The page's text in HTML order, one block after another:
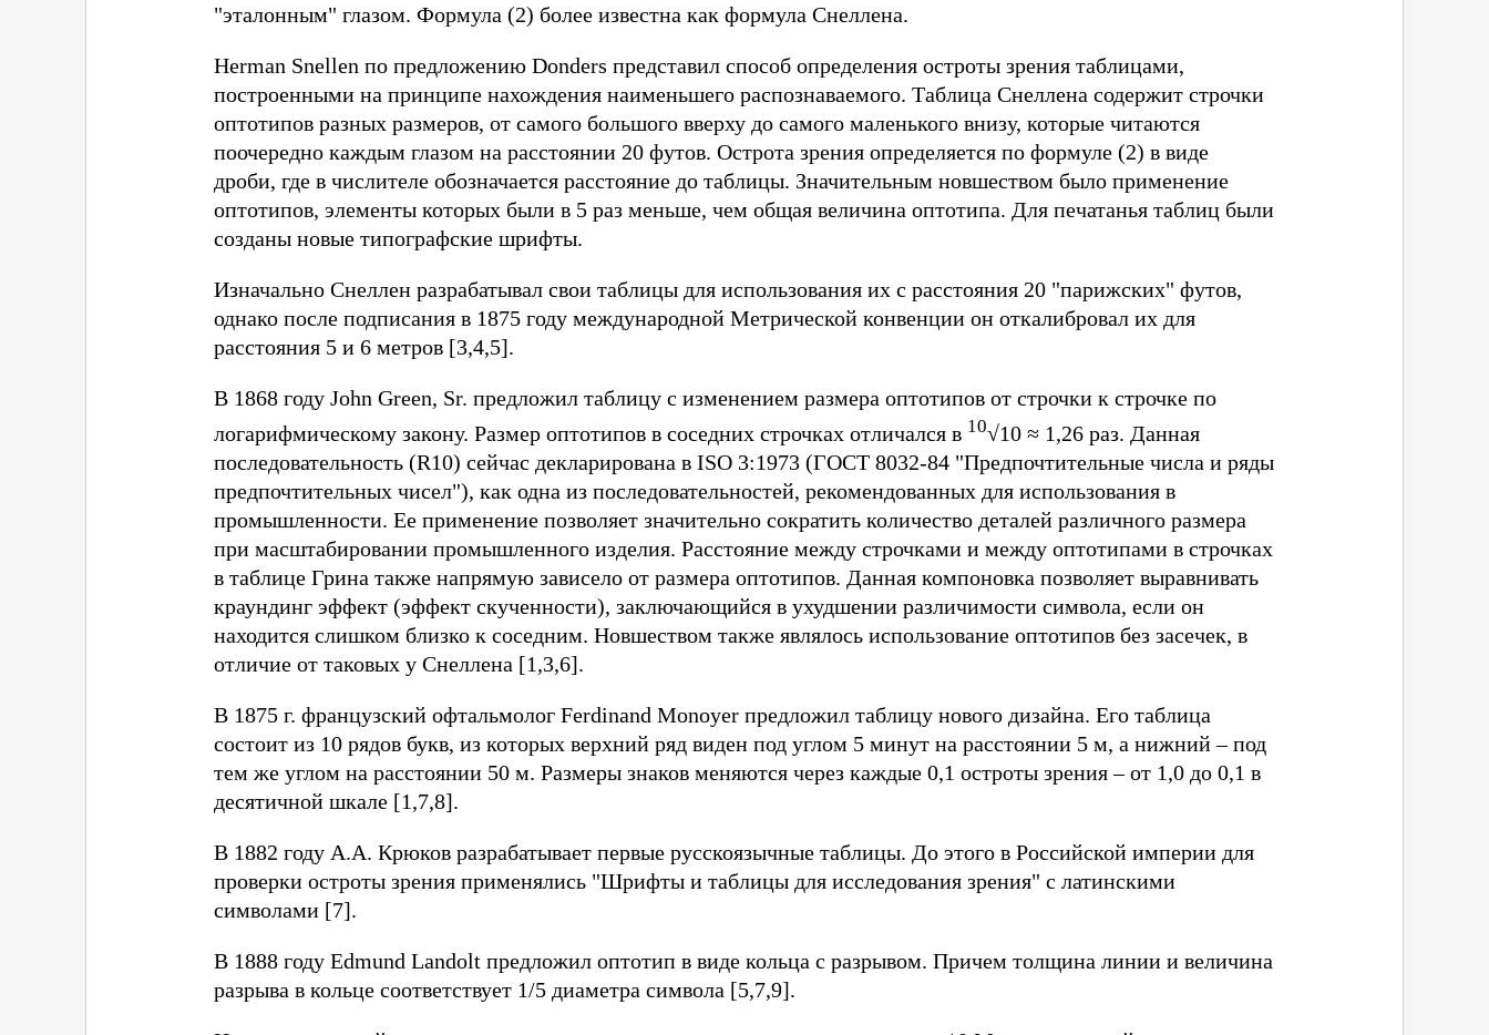
"эталонным" глазом. Формула (2) более известна как формула Снеллена.
Herman Snellen по предложению Donders представил способ определения остроты зрения таблицами,
построенными на принципе нахождения наименьшего распознаваемого. Таблица Снеллена содержит строчки
оптотипов разных размеров, от самого большого вверху до самого маленького внизу, которые читаются
поочередно каждым глазом на расстоянии 20 футов. Острота зрения определяется по формуле (2) в виде
дроби, где в числителе обозначается расстояние до таблицы. Значительным новшеством было применение
оптотипов, элементы которых были в 5 раз меньше, чем общая величина оптотипа. Для печатанья таблиц были
созданы новые типографские шрифты.
Изначально Снеллен разрабатывал свои таблицы для использования их с расстояния 20 "парижских" футов,
однако после подписания в 1875 году международной Метрической конвенции он откалибровал их для
расстояния 5 и 6 метров [3,4,5].
В 1868 году John Green, Sr. предложил таблицу с изменением размера оптотипов от строчки к строчке по
логарифмическому закону. Размер оптотипов в соседних строчках отличался в 10√10 ≈ 1,26 раз. Данная
последовательность (R10) сейчас декларирована в ISO 3:1973 (ГОСТ 8032-84 "Предпочтительные числа и ряды
предпочтительных чисел"), как одна из последовательностей, рекомендованных для использования в
промышленности. Ее применение позволяет значительно сократить количество деталей различного размера
при масштабировании промышленного изделия. Расстояние между строчками и между оптотипами в строчках
в таблице Грина также напрямую зависело от размера оптотипов. Данная компоновка позволяет выравнивать
краундинг эффект (эффект скученности), заключающийся в ухудшении различимости символа, если он
находится слишком близко к соседним. Новшеством также являлось использование оптотипов без засечек, в
отличие от таковых у Снеллена [1,3,6].
В 1875 г. французский офтальмолог Ferdinand Monoyer предложил таблицу нового дизайна. Его таблица
состоит из 10 рядов букв, из которых верхний ряд виден под углом 5 минут на расстоянии 5 м, а нижний – под
тем же углом на расстоянии 50 м. Размеры знаков меняются через каждые 0,1 остроты зрения – от 1,0 до 0,1 в
десятичной шкале [1,7,8].
В 1882 году А.А. Крюков разрабатывает первые русскоязычные таблицы. До этого в Российской империи для
проверки остроты зрения применялись "Шрифты и таблицы для исследования зрения" с латинскими
символами [7].
В 1888 году Edmund Landolt предложил оптотип в виде кольца с разрывом. Причем толщина линии и величина
разрыва в кольце соответствует 1/5 диаметра символа [5,7,9].